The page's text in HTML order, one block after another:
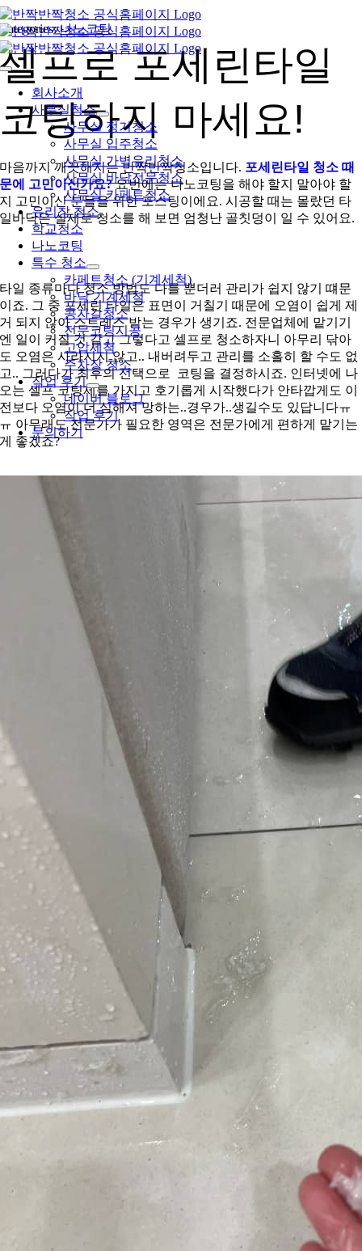
콘
텐
츠
로
건
뛰
기
Toggle
Navigation회사소개
사무실청소
사무실 정기청소
사무실 입주청소
사무실 가벽유리청소
사무실 바닥전문청소
사무실 카페트청소
유리창 청소
학교청소
나노코팅
특수 청소
카페트청소 (기계세척)
바닥 기계세척
콩자갈청소
전문코팅시공
고압세척
주차장 청소
작업 후기
네이버 블로그
작업 후기
문의하기
Categories:나노코팅
셀프로 포세린타일
코팅하지 마세요!
마음까지 깨끗해지는 반짝반짝청소입니다. 포세린타일 청소 때
문에 고민이신가요? 요번에는 나노코팅을 해야 할지 말아야 할
지 고민이신 분들을 위한 포스팅이에요. 시공할 때는 몰랐던 타
일바닥은 실제로 청소를 해 보면 엄청난 골칫덩이 일 수 있어요.
타일 종류마다 청소 방법도 다를 뿐더러 관리가 쉽지 않기 떄문
이죠. 그 중 포세린 타일은 표면이 거칠기 때문에 오염이 쉽게 제
거 되지 않아 스트레스 받는 경우가 생기죠. 전문업체에 맡기기
엔 일이 커질 것 같고 그렇다고 셀프로 청소하자니 아무리 닦아
도 오염은 사라지지 않고.. 내버려두고 관리를 소홀히 할 수도 없
고.. 그러다가 최후의 선택으로 코팅을 결정하시죠. 인터넷에 나
오는 셀프 코팅제를 가지고 호기롭게 시작했다가 안타깝게도 이
전보다 오염이 더 심해져 망하는..경우가..생길수도 있답니다ㅠ
ㅠ 아무래도 전문가가 필요한 영역은 전문가에게 편하게 맡기는
게 좋겠죠?